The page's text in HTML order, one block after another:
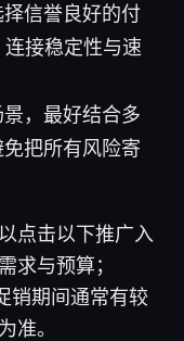
信誉良好的付
接稳定性与速
，最好结合多
把所有风险寄
点击以下推广入
求与预算；
销期间通常有较
准。